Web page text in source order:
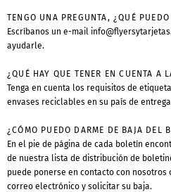
TENGO UNA PREGUNTA, ¿QUÉ PUEDO
Escríbanos un e-mail
ayudarle.
¿QUÉ HAY QUE TENER EN CUENTA A
Tenga en cuenta los requisitos de
envases reciclables en su país de
¿CÓMO PUEDO DARME DE BAJA DEL
En el pie de página de cada boletín
de nuestra lista de distribución de
puede ponerse en contacto con
correo electrónico y solicitar su baja.